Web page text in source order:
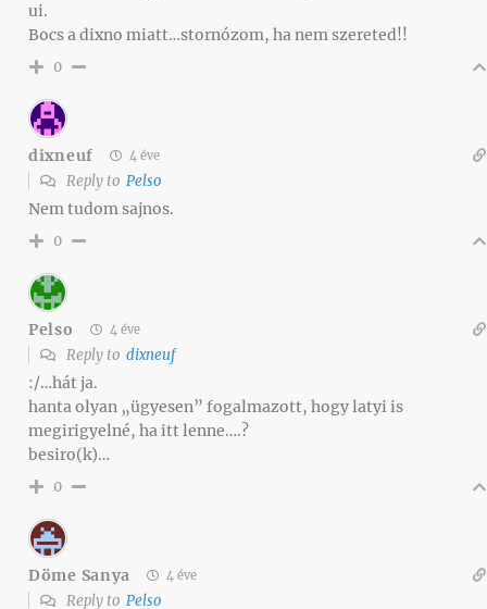
ui.
Bocs a dixno miatt…stornózom, ha nem szereted!!
0
dixneuf 4 éve
Reply to Pelso
Nem tudom sajnos.
0
Pelso 4 éve
Reply to dixneuf
:/…hát ja.
hanta olyan „ügyesen” fogalmazott, hogy latyi is
megirigyelné, ha itt lenne….?
besiro(k)…
0
Döme Sanya 4 éve
Reply to Pelso